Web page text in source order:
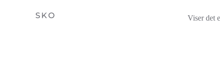
Viser det
SKO